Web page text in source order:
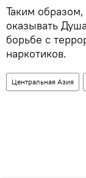
Таким
оказывать
борьбе с
наркотиков.
Центральная Азия